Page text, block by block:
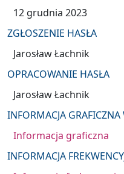
12 grudnia 2023
ZGŁOSZENIE HASŁA
Jarosław Łachnik
OPRACOWANIE HASŁA
Jarosław Łachnik
INFORMACJA
Informacja graficzna
INFORMACJA